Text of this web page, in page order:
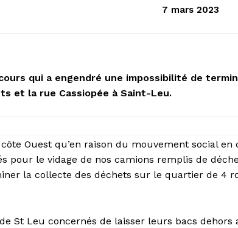
7 mars 2023
qui a engendré une impossibilité de
et la rue Cassiopée à Saint-Leu.
Ouest qu’en raison du mouvement social en
pour le vidage de nos camions remplis de
la collecte des déchets sur le quartier de 4
St Leu concernés de laisser leurs bacs dehors